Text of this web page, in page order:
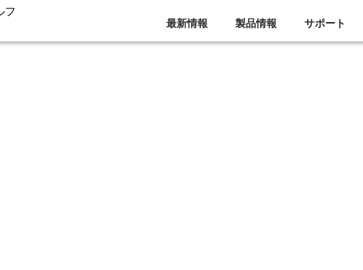
最新情報 製品情報 サポート
企業概要